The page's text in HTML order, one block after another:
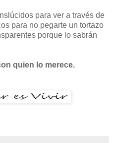
para ver a través de
para no pegarte un tortazo
porque lo sabrán
quien lo merece.